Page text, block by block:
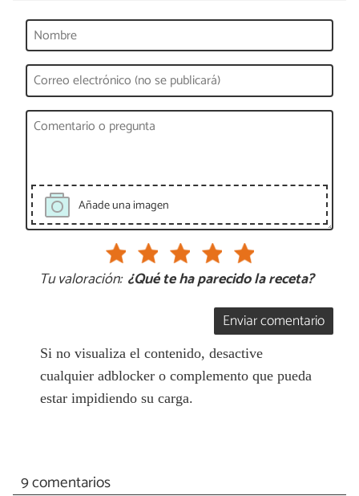
Añade una imagen
Tu valoración: ¿Qué te ha parecido la receta?
Enviar comentario
Si no visualiza el contenido, desactive
cualquier adblocker o complemento que pueda
estar impidiendo su carga.
9 comentarios